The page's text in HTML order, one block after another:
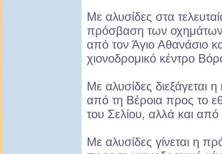
Με αλυσίδες στα
πρόσβαση των οχημάτων
από τον Άγιο Αθανάσιο
χιονοδρομικό κέντρο
Με αλυσίδες διεξάγεται
από τη Βέροια προς το
του Σελίου, αλλά και
Με αλυσίδες γίνεται η